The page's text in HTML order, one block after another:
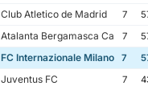
Club Atletico de Madrid 7
Atalanta Bergamasca Calcio
7
FC Internazionale Milano 7
Juventus FC 7